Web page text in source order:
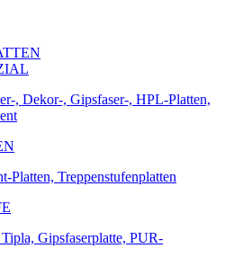
, Dekor-, Gipsfaser-, HPL-Platten,
Platten, Treppenstufenplatten
Gipsfaserplatte, PUR-